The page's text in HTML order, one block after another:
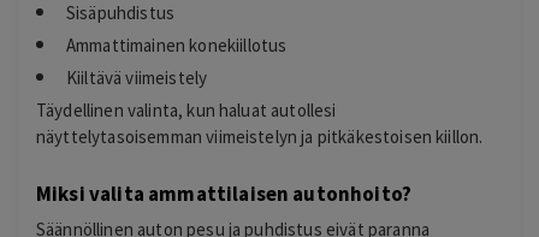
Sisäpuhdistus
Ammattimainen konekiillotus
Kiiltävä viimeistely
Täydellinen valinta, kun haluat autollesi
näyttelytasoisemman viimeistelyn ja pitkäkestoisen kiillon.
Miksi valita ammattilaisen autonhoito?
Säännöllinen auton pesu ja puhdistus eivät paranna